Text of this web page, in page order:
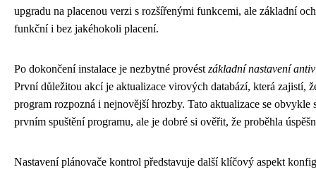
upgradu na placenou verzi s rozšířenými funkcemi, ale základní
funkční i bez jakéhokoli placení.
Po dokončení instalace je nezbytné provést základní nastavení
První důležitou akcí je aktualizace virových databází, která zajistí,
program rozpozná i nejnovější hrozby. Tato aktualizace se obvykle
prvním spuštění programu, ale je dobré si ověřit, že proběhla
Nastavení plánovače kontrol představuje další klíčový aspekt